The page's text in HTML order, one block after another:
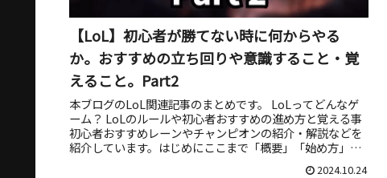
【LoL】初心者が勝てない時に何からやる
か。おすすめの立ち回りや意識すること・覚
えること。Part2
本ブログのLoL関連記事のまとめです。 LoLってどんなゲ
ーム？ LoLのルールや初心者おすすめの進め方と覚える事
初心者おすすめレーンやチャンピオンの紹介・解説などを
紹介しています。はじめにここまで「概要」「始め方」
2024.10.24